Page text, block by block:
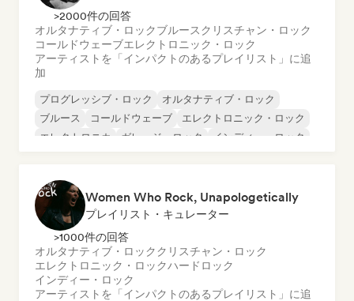
>2000件の回答
オルタナティブ・ロックブルースクリスチャン・ロック
コールドウェーブエレクトロニック・ロック
アーティストを「インパクトのあるプレイリスト」に追
加
プログレッシブ・ロック
オルタナティブ・ロック
ブルース
コールドウェーブ
エレクトロニック・ロック
エレクトロニカ
ガレージ・ロック インディー・ロック
Women Who Rock, Unapologetically
プレイリスト・キュレーター
>1000件の回答
オルタナティブ・ロッククリスチャン・ロック
エレクトロニック・ロックハードロック
インディー・ロック
アーティストを「インパクトのあるプレイリスト」に追